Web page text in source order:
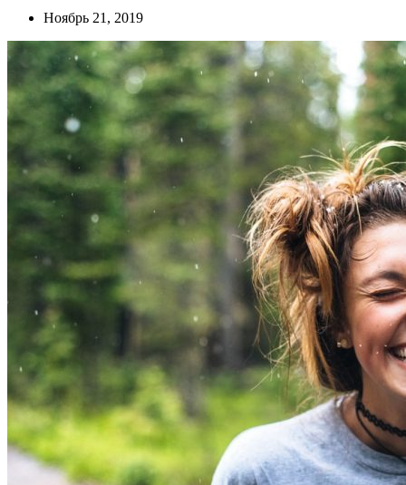
Ноябрь 21, 2019